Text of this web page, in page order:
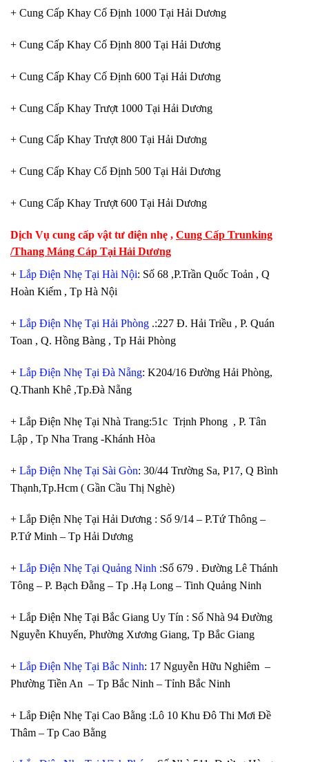
+ Cung Cấp Khay Cố Định 1000 Tại Hải Dương
+ Cung Cấp Khay Cố Định 800 Tại Hải Dương
+ Cung Cấp Khay Cố Định 600 Tại Hải Dương
+ Cung Cấp Khay Trượt 1000 Tại Hải Dương
+ Cung Cấp Khay Trượt 800 Tại Hải Dương
+ Cung Cấp Khay Cố Định 500 Tại Hải Dương
+ Cung Cấp Khay Trượt 600 Tại Hải Dương
Dịch Vụ cung cấp vật tư điện nhẹ , Cung Cấp Trunking
/Thang Máng Cáp Tại Hải Dương
+ Lắp Điện Nhẹ Tại Hài Nội: Số 68 ,P.Trần Quốc Toản , Q
Hoàn Kiếm , Tp Hà Nội
+ Lắp Điện Nhẹ Tại Hải Phòng .:227 Đ. Hải Triều , P. Quán
Toan , Q. Hồng Bàng , Tp Hải Phòng
+ Lắp Điện Nhẹ Tại Đà Nẵng: K204/16 Đường Hải Phòng,
Q.Thanh Khê ,Tp.Đà Nẵng
+ Lắp Điện Nhẹ Tại Nhà Trang:51c Trịnh Phong , P. Tân
Lập , Tp Nha Trang -Khánh Hòa
+ Lắp Điện Nhẹ Tại Sài Gòn: 30/44 Trường Sa, P17, Q Bình
Thạnh,Tp.Hcm ( Gần Cầu Thị Nghè)
+ Lắp Điện Nhẹ Tại Hải Dương : Số 9/14 – P.Tứ Thông –
P.Tứ Minh – Tp Hải Dương
+ Lắp Điện Nhẹ Tại Quảng Ninh :Số 679 . Đường Lê Thánh
Tông – P. Bạch Đằng – Tp .Hạ Long – Tinh Quảng Ninh
+ Lắp Điện Nhẹ Tại Bắc Giang Uy Tín : Số Nhà 94 Đường
Nguyễn Khuyến, Phường Xương Giang, Tp Bắc Giang
+ Lắp Điện Nhẹ Tại Bắc Ninh: 17 Nguyễn Hữu Nghiêm –
Phường Tiền An – Tp Bắc Ninh – Tỉnh Bắc Ninh
+ Lắp Điện Nhẹ Tại Cao Bằng :Lô 10 Khu Đô Thi Mơi Đề
Thâm – Tp Cao Bằng